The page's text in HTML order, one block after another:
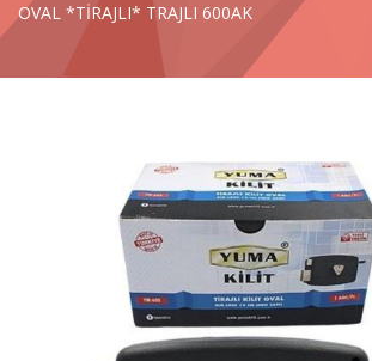
OVAL *TİRAJLI* TRAJLI 600AK